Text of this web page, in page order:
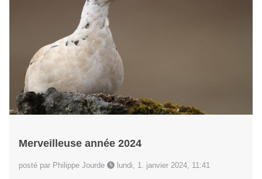
Merveilleuse année 2024
posté par Philippe Jourde lundi, 1. janvier 2024, 11:41